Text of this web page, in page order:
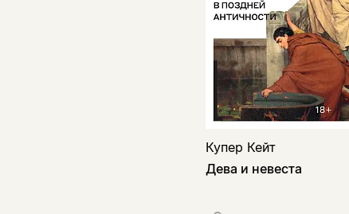
Купер Кейт
Дева и невеста